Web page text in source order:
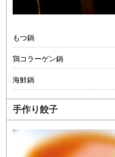
もつ鍋
鶏コラーゲン鍋
海鮮鍋
手作り餃子